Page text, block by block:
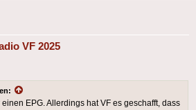
VF 2025
EPG. Allerdings hat VF es geschafft, dass